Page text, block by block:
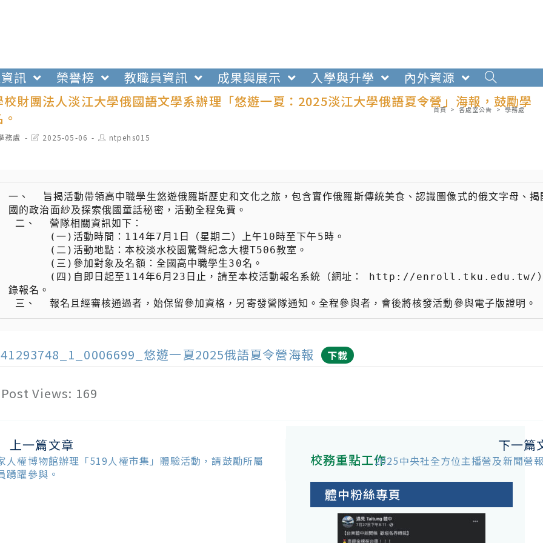
訊 榮譽榜 教職員資訊 成果與展示 入學與升學
內外資源
財團法人淡江大學俄國語文學系辦理「悠遊一夏：2025淡江大學俄語夏令營」海報，鼓勵學
首頁 > 各處室公告 > 學務處
務處
Post2025-05-06
Post
author:
ntpehs015
一、  旨揭活動帶領高中職學生悠遊俄羅斯歷史和文化之旅，包含實作俄羅斯傳統美食、認識圖像式的俄文字母、揭
國的政治面紗及探索俄國童話秘密，活動全程免費。
錄報名。
悠遊一夏2025俄語夏令營海報 下載
Post Views: 169
上一篇文章
人權博物館辦理「519人權市集」體驗活動，請鼓勵所屬
踴躍參與。
下一篇
2025中央社全方位主播營及新聞營
校務重點工作
體中粉絲專頁